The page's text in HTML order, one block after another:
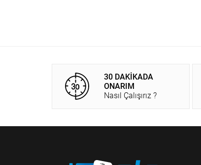
30 DAKİKADA
ONARIM
Nasıl Çalışırız ?